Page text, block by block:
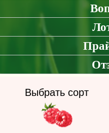
Выбрать сорт